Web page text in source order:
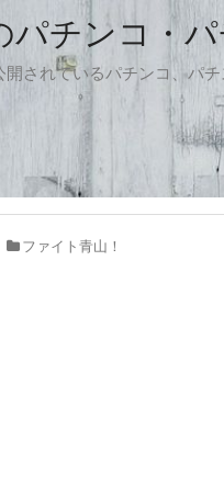
パチンコ・
開されているパチンコ、パ
ファイト青山！